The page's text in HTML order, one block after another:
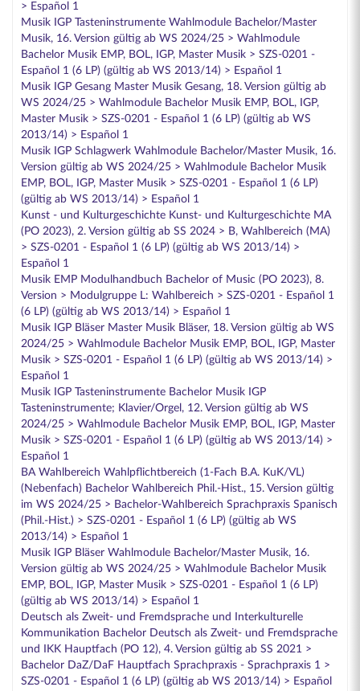
> Español 1
Musik IGP Tasteninstrumente Wahlmodule Bachelor/Master
Musik, 16. Version gültig ab WS 2024/25 > Wahlmodule
Bachelor Musik EMP, BOL, IGP, Master Musik > SZS-0201 -
Español 1 (6 LP) (gültig ab WS 2013/14) > Español 1
Musik IGP Gesang Master Musik Gesang, 18. Version gültig ab
WS 2024/25 > Wahlmodule Bachelor Musik EMP, BOL, IGP,
Master Musik > SZS-0201 - Español 1 (6 LP) (gültig ab WS
2013/14) > Español 1
Musik IGP Schlagwerk Wahlmodule Bachelor/Master Musik, 16.
Version gültig ab WS 2024/25 > Wahlmodule Bachelor Musik
EMP, BOL, IGP, Master Musik > SZS-0201 - Español 1 (6 LP)
(gültig ab WS 2013/14) > Español 1
Kunst - und Kulturgeschichte Kunst- und Kulturgeschichte MA
(PO 2023), 2. Version gültig ab SS 2024 > B, Wahlbereich (MA)
> SZS-0201 - Español 1 (6 LP) (gültig ab WS 2013/14) >
Español 1
Musik EMP Modulhandbuch Bachelor of Music (PO 2023), 8.
Version > Modulgruppe L: Wahlbereich > SZS-0201 - Español 1
(6 LP) (gültig ab WS 2013/14) > Español 1
Musik IGP Bläser Master Musik Bläser, 18. Version gültig ab WS
2024/25 > Wahlmodule Bachelor Musik EMP, BOL, IGP, Master
Musik > SZS-0201 - Español 1 (6 LP) (gültig ab WS 2013/14) >
Español 1
Musik IGP Tasteninstrumente Bachelor Musik IGP
Tasteninstrumente; Klavier/Orgel, 12. Version gültig ab WS
2024/25 > Wahlmodule Bachelor Musik EMP, BOL, IGP, Master
Musik > SZS-0201 - Español 1 (6 LP) (gültig ab WS 2013/14) >
Español 1
BA Wahlbereich Wahlpflichtbereich (1-Fach B.A. KuK/VL)
(Nebenfach) Bachelor Wahlbereich Phil.-Hist., 15. Version gültig
im WS 2024/25 > Bachelor-Wahlbereich Sprachpraxis Spanisch
(Phil.-Hist.) > SZS-0201 - Español 1 (6 LP) (gültig ab WS
2013/14) > Español 1
Musik IGP Bläser Wahlmodule Bachelor/Master Musik, 16.
Version gültig ab WS 2024/25 > Wahlmodule Bachelor Musik
EMP, BOL, IGP, Master Musik > SZS-0201 - Español 1 (6 LP)
(gültig ab WS 2013/14) > Español 1
Deutsch als Zweit- und Fremdsprache und Interkulturelle
Kommunikation Bachelor Deutsch als Zweit- und Fremdsprache
und IKK Hauptfach (PO 12), 4. Version gültig ab SS 2021 >
Bachelor DaZ/DaF Hauptfach Sprachpraxis - Sprachpraxis 1 >
SZS-0201 - Español 1 (6 LP) (gültig ab WS 2013/14) > Español